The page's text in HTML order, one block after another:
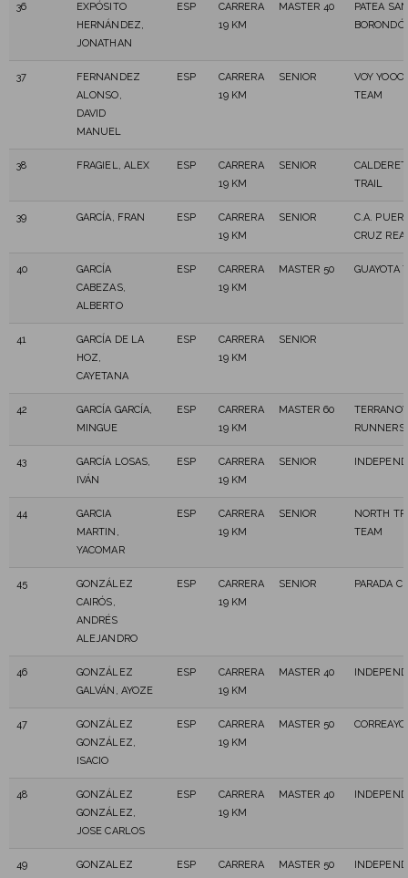
36
EXPÓSITO
HERNÁNDEZ,
JONATHAN
ESP
CARRERA
19 KM
MASTER 40
PATEA SAN
37
FERNANDEZ
ALONSO,
DAVID
MANUEL
ESP
CARRERA
19 KM
SENIOR
VOY
TEAM
38 FRAGIEL, ALEX ESP
CARRERA
19 KM
SENIOR
TRAIL
39 GARCÍA, FRAN ESP
CARRERA
19 KM
SENIOR
C.A.
CRUZ
40
GARCÍA
CABEZAS,
ALBERTO
ESP
CARRERA
19 KM
MASTER 50 GUAYOTA
41
GARCÍA DE LA
HOZ,
CAYETANA
ESP
CARRERA
19 KM
SENIOR
42
GARCÍA GARCÍA,
MINGUE
ESP
CARRERA
19 KM
MASTER 60
RUNNERS
43
GARCÍA LOSAS,
IVÁN
ESP
CARRERA
19 KM
SENIOR
44
GARCIA
MARTIN,
YACOMAR
ESP
CARRERA
19 KM
SENIOR
NORTH
TEAM
45
GONZÁLEZ
CAIRÓS,
ANDRÉS
ALEJANDRO
ESP
CARRERA
19 KM
SENIOR PARADA
46
GONZÁLEZ
GALVÁN, AYOZE
ESP
CARRERA
19 KM
MASTER 40
47
GONZÁLEZ
GONZÁLEZ,
ISACIO
ESP
CARRERA
19 KM
MASTER 50 CORREAYO
48
GONZÁLEZ
GONZÁLEZ,
JOSE CARLOS
ESP
CARRERA
19 KM
MASTER 40
49
GONZALEZ
ESP
CARRERA
MASTER 50